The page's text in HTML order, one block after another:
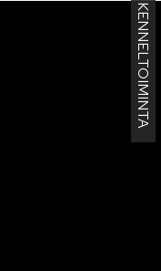
KENNELTOIMINTA